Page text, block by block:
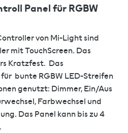
Panel für RGBW
von Mi-Light sind
mit TouchScreen. Das
Kratzfest. Das
bunte RGBW LED-Streifen
genutzt: Dimmer, Ein/Aus
Farbwechsel und
Das Panel kann bis zu 4